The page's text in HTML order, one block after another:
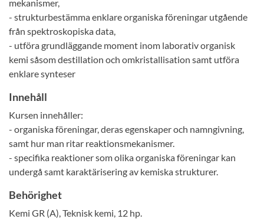
mekanismer,
- strukturbestämma enklare organiska föreningar utgående
från spektroskopiska data,
- utföra grundläggande moment inom laborativ organisk
kemi såsom destillation och omkristallisation samt utföra
enklare synteser
Innehåll
Kursen innehåller:
- organiska föreningar, deras egenskaper och namngivning,
samt hur man ritar reaktionsmekanismer.
- specifika reaktioner som olika organiska föreningar kan
undergå samt karaktärisering av kemiska strukturer.
Behörighet
Kemi GR (A), Teknisk kemi, 12 hp.